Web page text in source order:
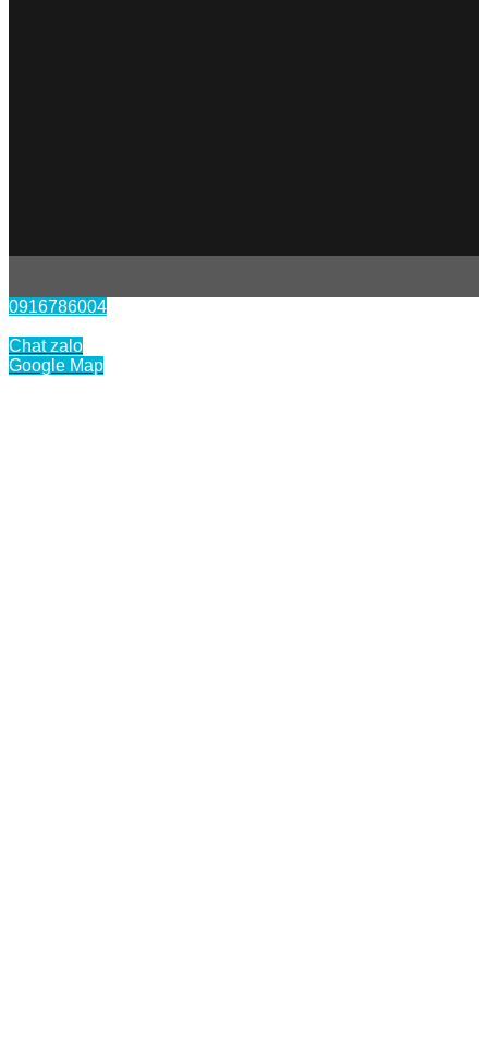
0916786004
Chat zalo
Google Map